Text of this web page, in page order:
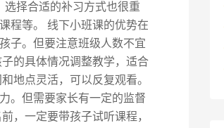
择合适的补习方式也很重
程等。 线下小班课的优势在
子。但要注意班级人数不宜
的具体情况调整教学，适合
地点灵活，可以反复观看。
。但需要家长有一定的监督
，一定要带孩子试听课程，